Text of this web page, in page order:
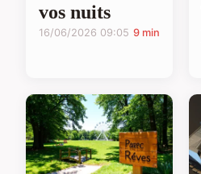
vos nuits
16/06/2026 09:05 9 min